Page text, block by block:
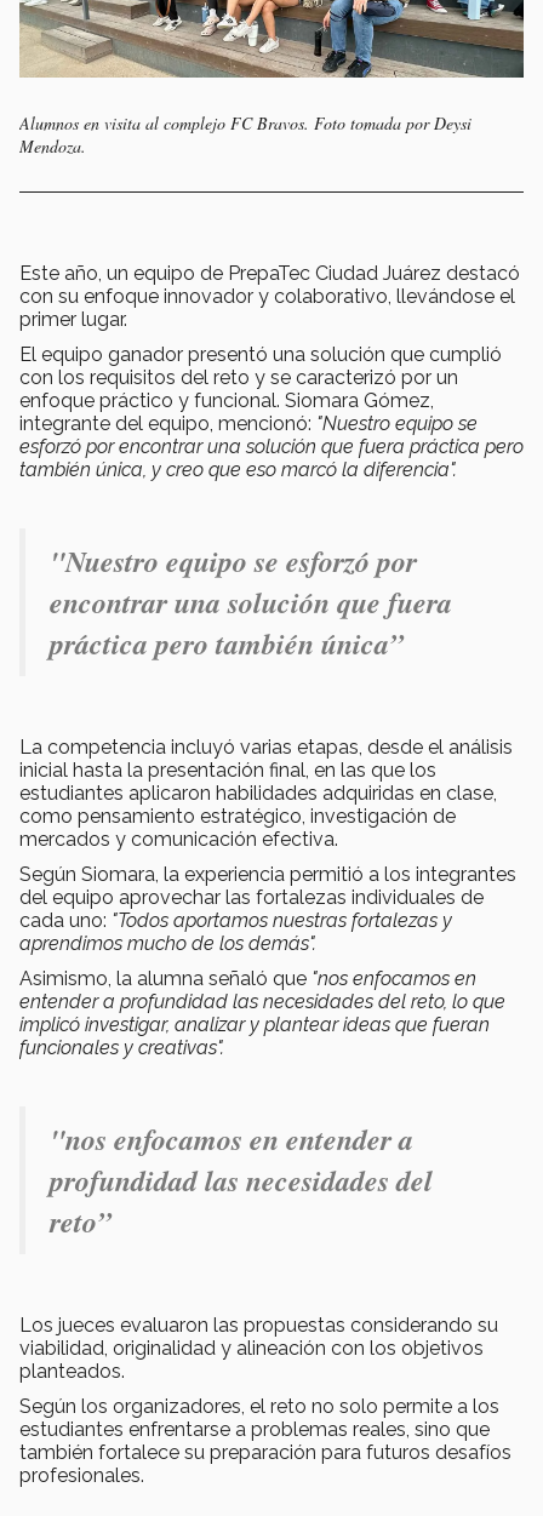
Alumnos en visita al complejo FC Bravos. Foto tomada por Deysi
Mendoza.
Este año, un equipo de PrepaTec Ciudad Juárez destacó
con su enfoque innovador y colaborativo, llevándose el
primer lugar.
El equipo ganador presentó una solución que cumplió
con los requisitos del reto y se caracterizó por un
enfoque práctico y funcional. Siomara Gómez,
integrante del equipo, mencionó: "Nuestro equipo se
esforzó por encontrar una solución que fuera práctica pero
también única, y creo que eso marcó la diferencia".
"Nuestro equipo se esforzó por
encontrar una solución que fuera
práctica pero también única”
La competencia incluyó varias etapas, desde el análisis
inicial hasta la presentación final, en las que los
estudiantes aplicaron habilidades adquiridas en clase,
como pensamiento estratégico, investigación de
mercados y comunicación efectiva.
Según Siomara, la experiencia permitió a los integrantes
del equipo aprovechar las fortalezas individuales de
cada uno: "Todos aportamos nuestras fortalezas y
aprendimos mucho de los demás".
Asimismo, la alumna señaló que "nos enfocamos en
entender a profundidad las necesidades del reto, lo que
implicó investigar, analizar y plantear ideas que fueran
funcionales y creativas".
"nos enfocamos en entender a
profundidad las necesidades del
reto”
Los jueces evaluaron las propuestas considerando su
viabilidad, originalidad y alineación con los objetivos
planteados.
Según los organizadores, el reto no solo permite a los
estudiantes enfrentarse a problemas reales, sino que
también fortalece su preparación para futuros desafíos
profesionales.